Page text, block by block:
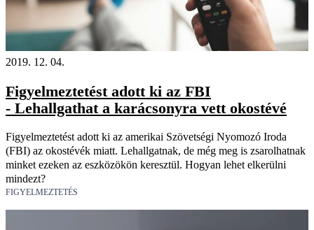
2019. 12. 04.
Figyelmeztetést adott ki az FBI
- Lehallgathat a karácsonyra vett okostévé
Figyelmeztetést adott ki az amerikai Szövetségi Nyomozó Iroda
(FBI) az okostévék miatt. Lehallgatnak, de még meg is zsarolhatnak
minket ezeken az eszközökön keresztül. Hogyan lehet elkerülni
mindezt?
FIGYELMEZTETÉS